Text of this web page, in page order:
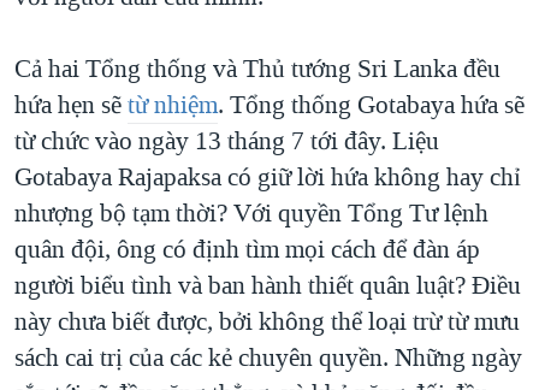
Cả hai Tổng thống và Thủ tướng Sri Lanka đều
hứa hẹn sẽtừ nhiệm. Tổng thống Gotabaya hứa sẽ
từ chức vào ngày 13 tháng 7 tới đây. Liệu
Gotabaya Rajapaksa có giữ lời hứa không hay chỉ
nhượng bộ tạm thời? Với quyền Tổng Tư lệnh
quân đội, ông có định tìm mọi cách để đàn áp
người biểu tình và ban hành thiết quân luật? Điều
này chưa biết được, bởi không thể loại trừ từ mưu
sách cai trị của các kẻ chuyên quyền. Những ngày